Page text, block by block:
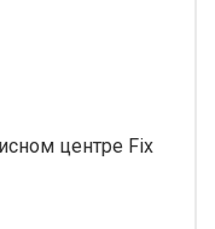
центре Fix